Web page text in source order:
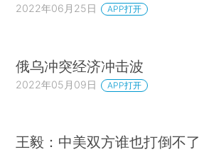
2022年06月25日 APP打开
俄乌冲突经济冲击波
2022年05月09日 APP打开
王毅：中美双方谁也打倒不了